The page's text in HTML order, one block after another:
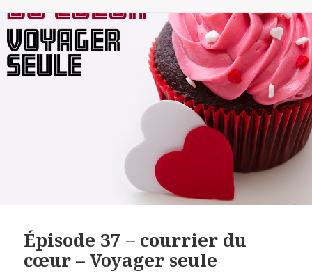
Épisode 37 – courrier du
cœur – Voyager seule